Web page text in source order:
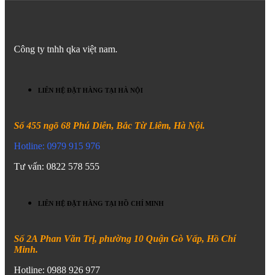
Công ty tnhh qka việt nam.
LIÊN HỆ ĐẶT HÀNG TẠI HÀ NỘI
Số 455 ngõ 68 Phú Diễn, Bắc Từ Liêm, Hà Nội.
Hotline: 0979 915 976
Tư vấn: 0822 578 555
LIÊN HỆ ĐẶT HÀNG TẠI HỒ CHÍ MINH
Số 2A Phan Văn Trị, phường 10 Quận Gò Vấp, Hồ Chí
Minh.
Hotline: 0988 926 977